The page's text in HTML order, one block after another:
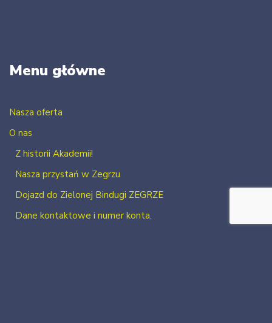
Menu główne
Nasza oferta
O nas
Z historii Akademii!
Nasza przystań w Zegrzu
Dojazd do Zielonej Bindugi ZEGRZE
Dane kontaktowe i numer konta.